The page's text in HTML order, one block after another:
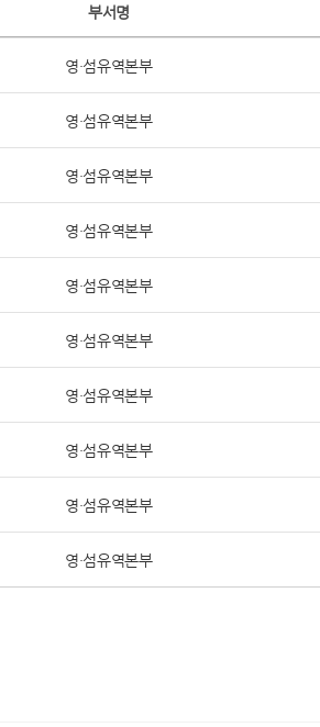
부서명
영·섬유역본부
영·섬유역본부
영·섬유역본부
영·섬유역본부
영·섬유역본부
영·섬유역본부
영·섬유역본부
영·섬유역본부
영·섬유역본부
영·섬유역본부